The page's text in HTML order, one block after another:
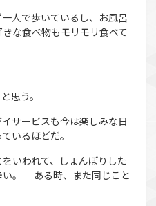
人で歩いているし、お風呂
な食べ物もモリモリ食べて
思う。
サービスも今は楽しみな日
いるほどだ。
いわれて、しょんぼりした
い。 ある時、また同じこと